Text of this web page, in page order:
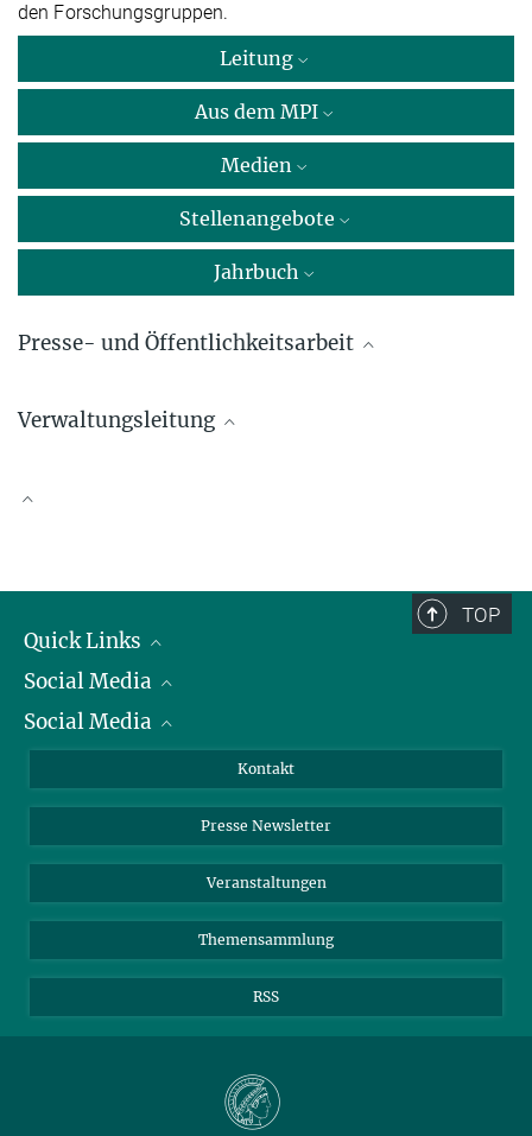
den Forschungsgruppen.
Leitung
Aus dem MPI
Medien
Stellenangebote
Jahrbuch
Presse- und Öffentlichkeitsarbeit
Dr. Hansjakob Ziemer
Stephanie Hood
Kommunikation
Max-Planck-Institut für Wissenschaftsgeschichte, Berlin
+49 30 22667-315
shood@...
Verwaltungsleitung
TOP
Quick Links
Präsident
Zahlen und Fakten
Meldestelle Fehlverhalten
Social Media
Bluesky
TikTok
Social Media
Instagram
YouTube
Kontakt
Presse Newsletter
Veranstaltungen
Themensammlung
RSS